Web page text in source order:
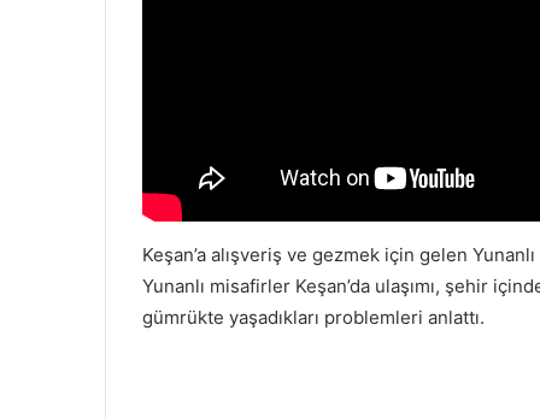
Keşan’a alışveriş ve gezmek için gelen
Yunanlı misafirler Keşan’da ulaşımı, şehir
gümrükte yaşadıkları problemleri anlattı.